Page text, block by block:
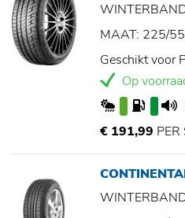
MAAT: 225/
Geschikt voor
Op
€ 191,99